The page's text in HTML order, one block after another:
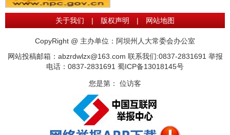
关于我们 | 版权声明 | 网站地图
CopyRight @ 主办单位：阿坝州人大常委会办公室
网站投稿邮箱：abzrdwlzx@163.com 联系我们:0837-2831691 举报
电话：0837-2831691 蜀ICP备13018145号
您是第： 位访客